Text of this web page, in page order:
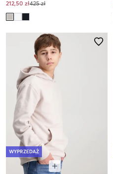
212,50 zł425 zł
WYPRZEDAŻ